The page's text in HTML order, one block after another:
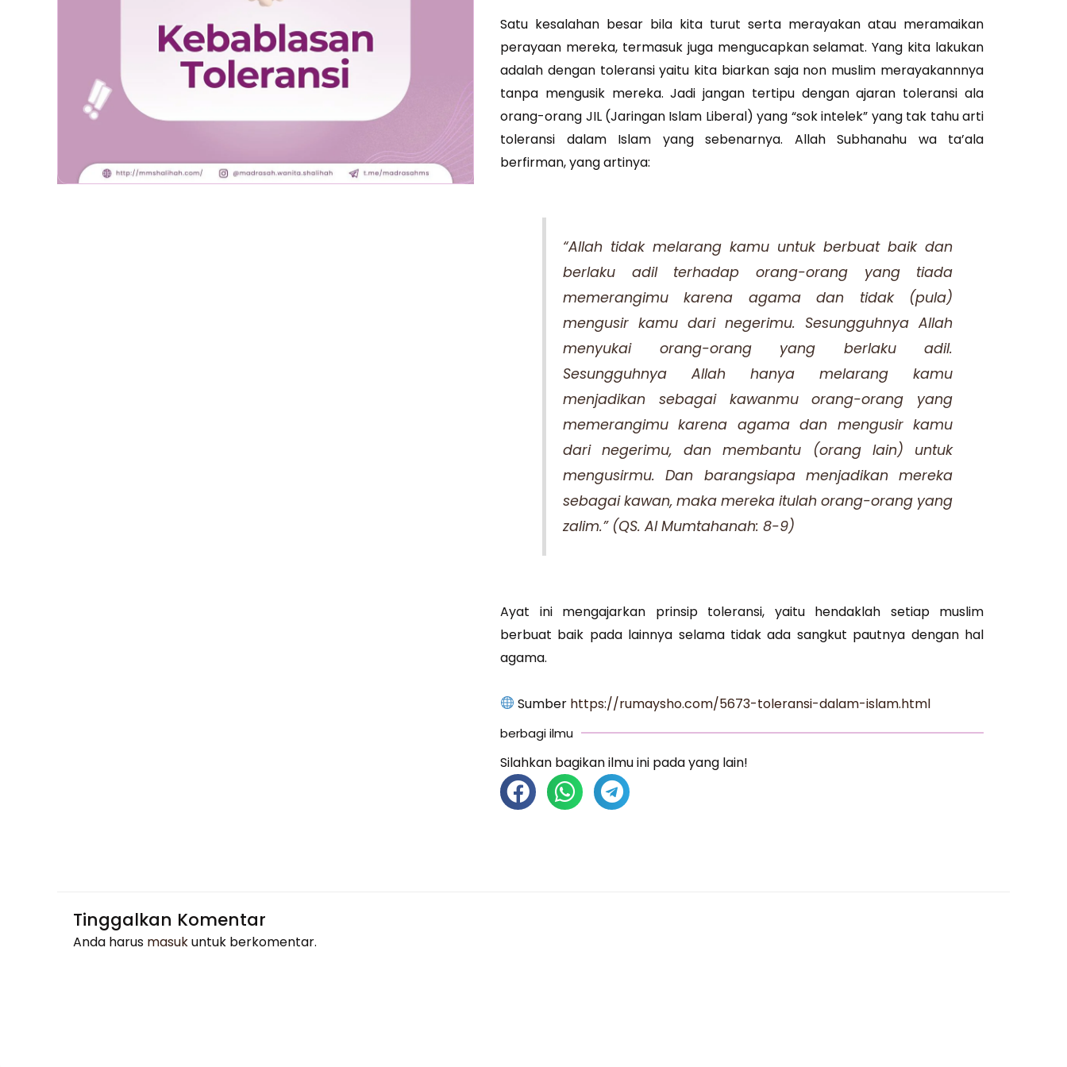
Satu kesalahan besar bila kita turut serta merayakan atau meramaikan
perayaan mereka, termasuk juga mengucapkan selamat. Yang kita lakukan
adalah dengan toleransi yaitu kita biarkan saja non muslim merayakannnya
tanpa mengusik mereka. Jadi jangan tertipu dengan ajaran toleransi ala
orang-orang JIL (Jaringan Islam Liberal) yang “sok intelek” yang tak tahu arti
toleransi dalam Islam yang sebenarnya. Allah Subhanahu wa ta’ala
berfirman, yang artinya:
“Allah tidak melarang kamu untuk berbuat baik dan
berlaku adil terhadap orang-orang yang tiada
memerangimu karena agama dan tidak (pula)
mengusir kamu dari negerimu. Sesungguhnya Allah
menyukai orang-orang yang berlaku adil.
Sesungguhnya Allah hanya melarang kamu
menjadikan sebagai kawanmu orang-orang yang
memerangimu karena agama dan mengusir kamu
dari negerimu, dan membantu (orang lain) untuk
mengusirmu. Dan barangsiapa menjadikan mereka
sebagai kawan, maka mereka itulah orang-orang yang
zalim.” (QS. Al Mumtahanah: 8-9)
Ayat ini mengajarkan prinsip toleransi, yaitu hendaklah setiap muslim
berbuat baik pada lainnya selama tidak ada sangkut pautnya dengan hal
agama.
Sumber https://rumaysho.com/5673-toleransi-dalam-islam.html
berbagi ilmu
Silahkan bagikan ilmu ini pada yang lain!
Tinggalkan Komentar
Anda harus masukuntuk berkomentar.